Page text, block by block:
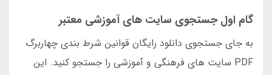
گام اول جستجوی سایت های آموزشی معتبر
به جای جستجوی دانلود رایگان قوانین شرط بندی چهاربرگ
PDF سایت های فرهنگی و آموزشی را جستجو کنید. این